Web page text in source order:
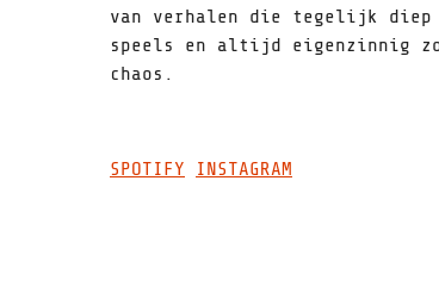
van verhalen die tegelijk diep
speels en altijd eigenzinnig
chaos.
SPOTIFY INSTAGRAM